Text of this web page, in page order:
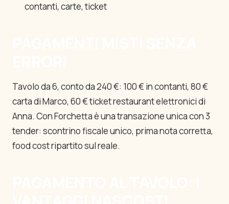
contanti, carte, ticket
Tavolo da 6, conto da 240 €: 100 € in contanti, 80 €
carta di Marco, 60 € ticket restaurant elettronici di
Anna. Con Forchetta è una transazione unica con 3
tender: scontrino fiscale unico, prima nota corretta,
food cost ripartito sul reale.